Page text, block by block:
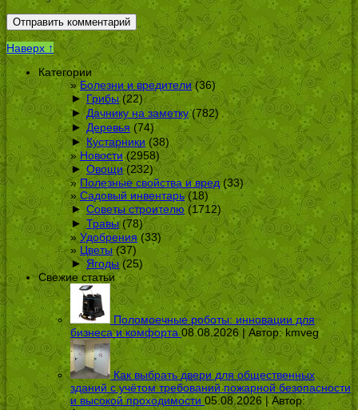
Наверх ↑
Категории
Болезни и вредители(36)
► Грибы(22)
► Дачнику на заметку(782)
► Деревья (74)
► Кустарники (38)
Новости(2958)
► Овощи(232)
Полезные свойства и вред(33)
Садовый инвентарь(18)
► Советы строителю(1712)
► Травы(78)
Удобрения(33)
Цветы(37)
► Ягоды(25)
Свежие статьи
Поломоечные роботы: инновации для
бизнеса и комфорта 08.08.2026 | Автор:kmveg
Как выбрать двери для общественных
зданий с учётом требований пожарной безопасности
и высокой проходимости 05.08.2026 | Автор: